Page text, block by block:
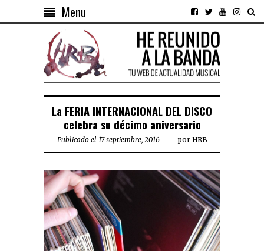
Menu
La FERIA INTERNACIONAL DEL DISCO
celebra su décimo aniversario
Publicado el 17 septiembre, 2016 por HRB